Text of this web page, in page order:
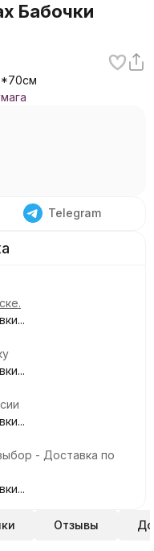
Бабочки
Telegram
- Доставка по
Отзывы